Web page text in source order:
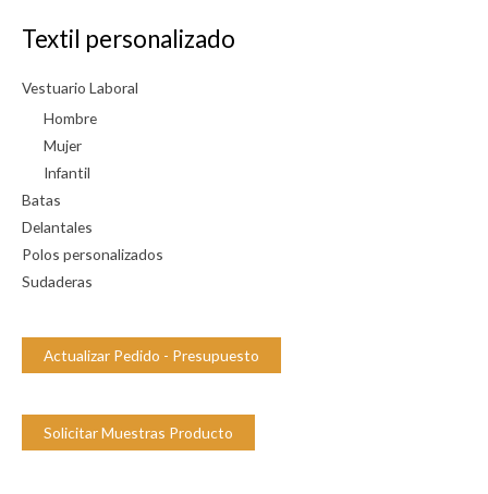
b
l
d
Textil personalizado
Vestuario Laboral
Hombre
Mujer
Infantil
Batas
Delantales
Polos personalizados
Sudaderas
Actualizar Pedido - Presupuesto
Solicitar Muestras Producto